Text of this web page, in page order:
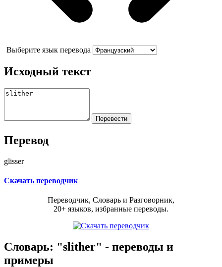
Выберите язык перевода
Исходный текст
Перевод
glisser
Скачать переводчик
Переводчик, Словарь и Разговорник,
20+ языков, избранные переводы.
Словарь: "slither" - переводы и
примеры